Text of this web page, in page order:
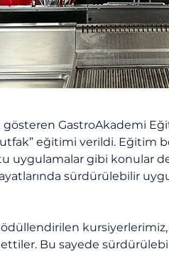
GastroAkademi
eğitimi verildi. Eğitim
uygulamalar gibi konular
sürdürülebilir
Bu sayede